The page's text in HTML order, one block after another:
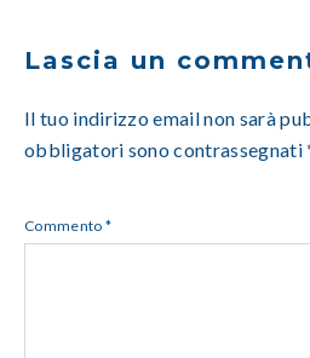
Lascia un
Il tuo indirizzo email non sarà
obbligatori sono contrassegnati
Commento *